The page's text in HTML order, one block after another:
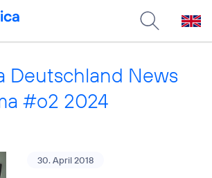
Deutschland News
#o2 2024
30. April 2018